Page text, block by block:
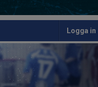
Logga in